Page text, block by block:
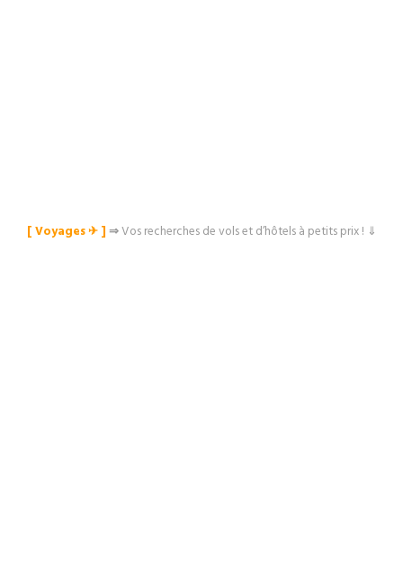
[ Voyages ✈︎ ]⇒Vos recherches de vols et d’hôtels à petits prix ! ⇓